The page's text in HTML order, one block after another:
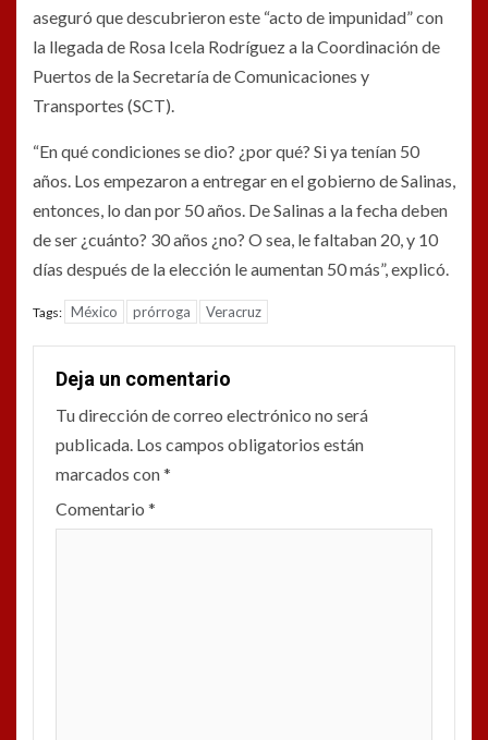
aseguró que descubrieron este “acto de impunidad” con
la llegada de Rosa Icela Rodríguez a la Coordinación de
Puertos de la Secretaría de Comunicaciones y
Transportes (SCT).
“En qué condiciones se dio? ¿por qué? Si ya tenían 50
años. Los empezaron a entregar en el gobierno de Salinas,
entonces, lo dan por 50 años. De Salinas a la fecha deben
de ser ¿cuánto? 30 años ¿no? O sea, le faltaban 20, y 10
días después de la elección le aumentan 50 más”, explicó.
Tags: México prórroga Veracruz
Deja un comentario
Tu dirección de correo electrónico no será
publicada. Los campos obligatorios están
marcados con*
Comentario *